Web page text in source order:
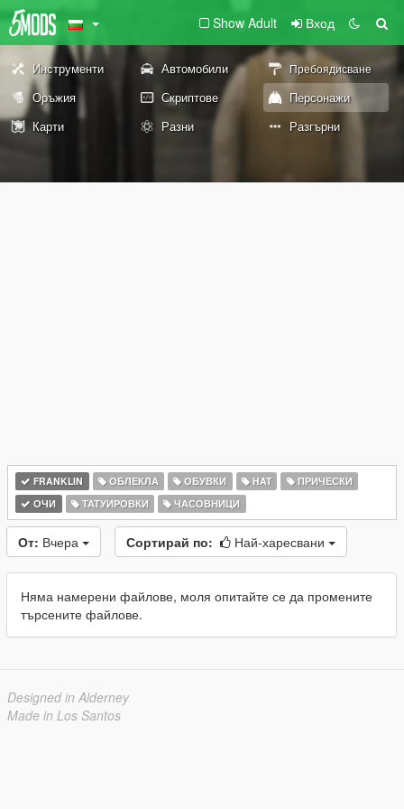
Show Adult Вход
Инструменти Автомобили Пребоядисване
Оръжия Скриптове
Персонажи
Карти
Разни Разгърни
FRANKLIN ОБЛЕКЛА ОБУВКИ HAT
ПРИЧЕСКИ
ОЧИ
ТАТУИРОВКИ ЧАСОВНИЦИ
От: Вчера Сортирай по: Най-харесвани
Няма намерени файлове, моля опитайте се да промените
търсените файлове.
Designed in Alderney
Made in Los Santos